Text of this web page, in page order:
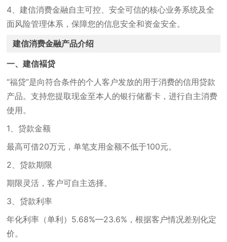
4、建信消费金融自主可控、安全可信的核心业务系统及全
面风险管理体系，保障您的信息安全和资金安全。
建信消费金融产品介绍
一、建信褔贷
“福贷”是向符合条件的个人客户发放的用于消费的信用贷款
产品。支持您提取现金至本人的银行储蓄卡，进行自主消费
使用。
1、贷款金额
最高可借20万元，单笔支用金额不低于100元。
2、贷款期限
期限灵活，客户可自主选择。
3、贷款利率
年化利率（单利）5.68%—23.6%，根据客户情况差别化定
价。